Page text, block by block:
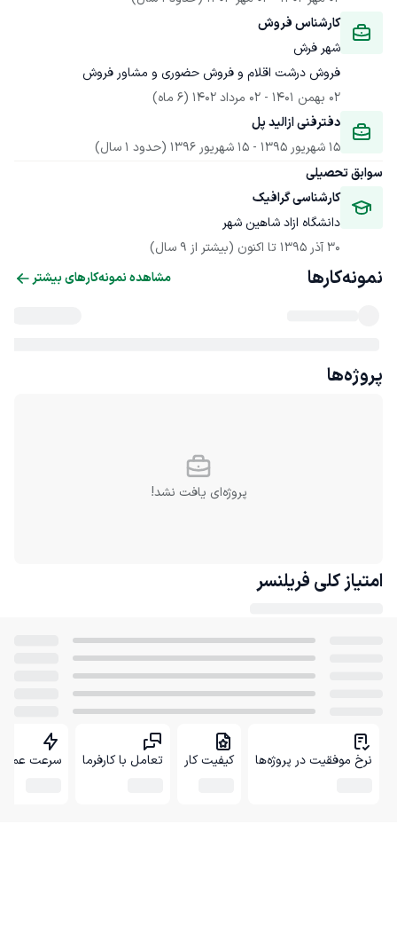
کارشناس فروش
شهر فرش
فروش درشت اقلام و فروش حضوری و مشاور فروش
02 بهمن 1401
- 02 مرداد 1402
(6 ماه)
دفترفنی ازالید پل
15 شهریور 1395
- 15 شهریور 1396
(حدود 1 سال)
سوابق تحصیلی
کارشناسی گرافیک
دانشگاه ازاد شاهین شهر
30 آذر 1395
تا اکنون (بیشتر از 9 سال)
نمونه‌کارها مشاهده نمونه‌کارهای بیشتر
پروژه‌ها
پروژه‌ای یافت نشد!
امتیاز کلی فریلنسر
نرخ موفقیت در پروژه‌ها کیفیت کار تعامل با کارفرما سرعت عمل